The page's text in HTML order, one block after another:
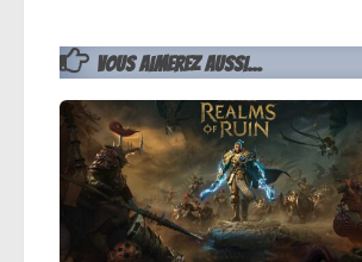
VOUS AIMEREZ AUSSI...